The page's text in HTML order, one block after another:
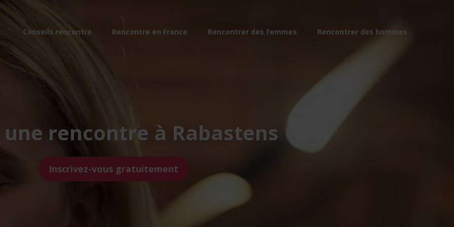
Conseils rencontre Rencontre en France Rencontrer des femmes Rencontrer des hommes
rencontre à Rabastens
Inscrivez-vous gratuitement